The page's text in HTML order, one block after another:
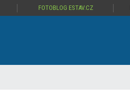
FOTOBLOG ESTAV.CZ